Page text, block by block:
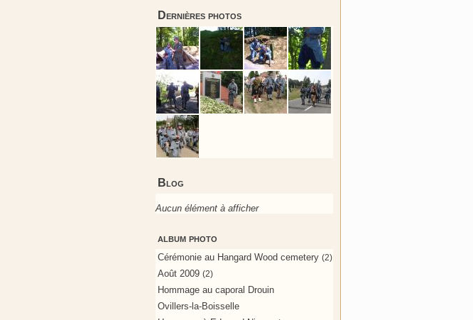
Dernières photos
Blog
Aucun élément à afficher
album photo
Cérémonie au Hangard Wood cemetery (2)
Août 2009 (2)
Hommage au caporal Drouin
Ovillers-la-Boisselle